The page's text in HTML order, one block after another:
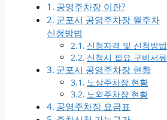
공영주차장 이란?
군포시 공영주차장 월주차
신청방법
신청자격 및 신청방법
신청시 필요 구비서류
군포시 공영주차장 현황
노상주차장 현황
노외주차장 현황
공영주차장 요금표